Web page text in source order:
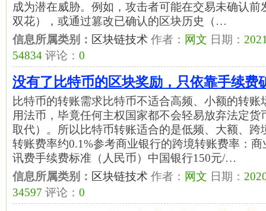
成为潜在威胁。例如，攻击者可能在交易未确认
双花），或通过篡改已确认的区块历史（…
信息所属类别： 区块链技术 作者： 网文 日期：
54834 评论： 0
没有了比特币的区块奖励，只依靠手续费
比特币的转账需求比特币不适合高频、小额的转
用法币，毕竟任何主权国家都不会轻易放弃法定
取代）。所以比特币转账适合的是低频、大额、跨
转账费率约0.1%参考商业银行的跨境转账费率：
讯费手续费标准（人民币）中国银行150元/…
信息所属类别： 区块链技术 作者： 网文 日期：
34597 评论： 0